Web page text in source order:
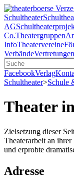
Schultheater
AG
Co.Theatergruppen
InfoTheatervereine
VerbändeVertretungen
FacebookVerlag
Schultheater>Schule
Theater
Zielsetzung dieser
Theaterarbeit an
und erprobte
Adresse